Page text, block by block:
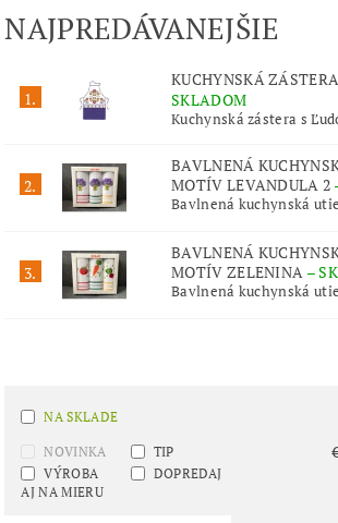
NAJPREDÁVANEJŠIE
1.
KUCHYNSKÁ
SKLADOM
Kuchynská zástera s
2.
BAVLNENÁ
MOTÍV LEVANDULA 2
Bavlnená kuchynská
3.
BAVLNENÁ
MOTÍV ZELENINA –
Bavlnená kuchynská
NA SKLADE
NOVINKA
TIP
VÝROBA
AJ NA MIERU
DOPREDAJ